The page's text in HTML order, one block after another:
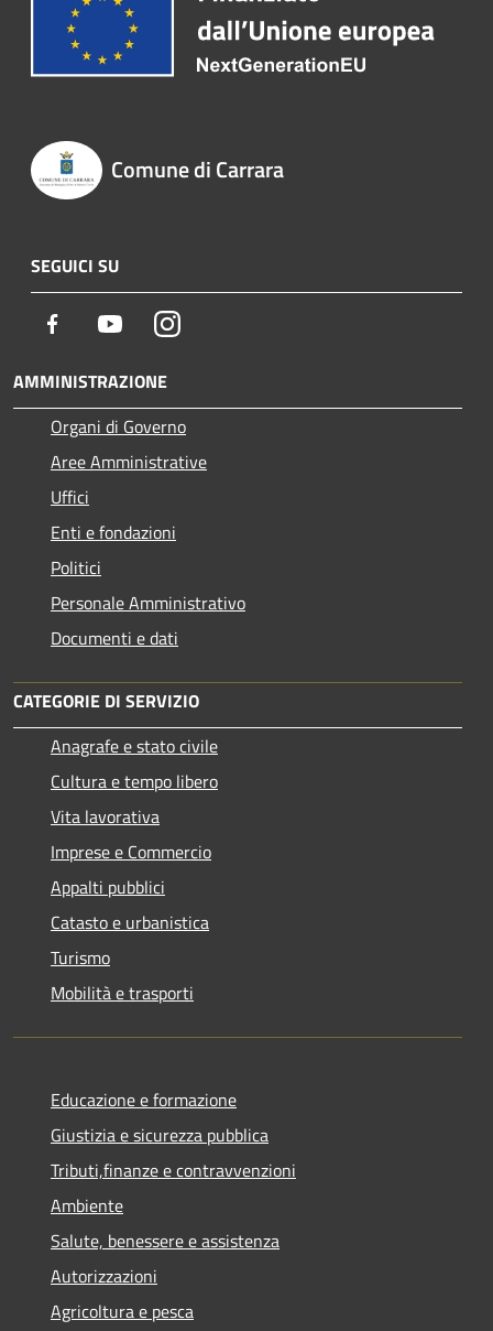
Comune di Carrara
SEGUICI SU
Facebook YoutubeInstagram
AMMINISTRAZIONE
Organi di Governo
Aree Amministrative
Uffici
Enti e fondazioni
Politici
Personale Amministrativo
Documenti e dati
CATEGORIE DI SERVIZIO
Anagrafe e stato civile
Cultura e tempo libero
Vita lavorativa
Imprese e Commercio
Appalti pubblici
Catasto e urbanistica
Turismo
Mobilità e trasporti
Educazione e formazione
Giustizia e sicurezza pubblica
Tributi,finanze e contravvenzioni
Ambiente
Salute, benessere e assistenza
Autorizzazioni
Agricoltura e pesca